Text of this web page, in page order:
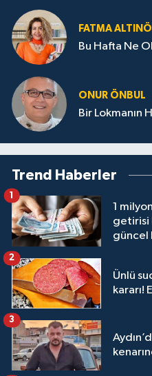
FATMA
Bu Hafta Ne
ONUR ÖNBUL
Bir Lokmanın
Trend Haberler
1
getirisi
güncel
1
Ünlü
kararı!
2
3